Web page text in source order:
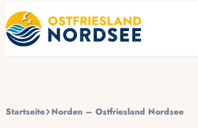
Startseite Norden – Ostfriesland Nordsee